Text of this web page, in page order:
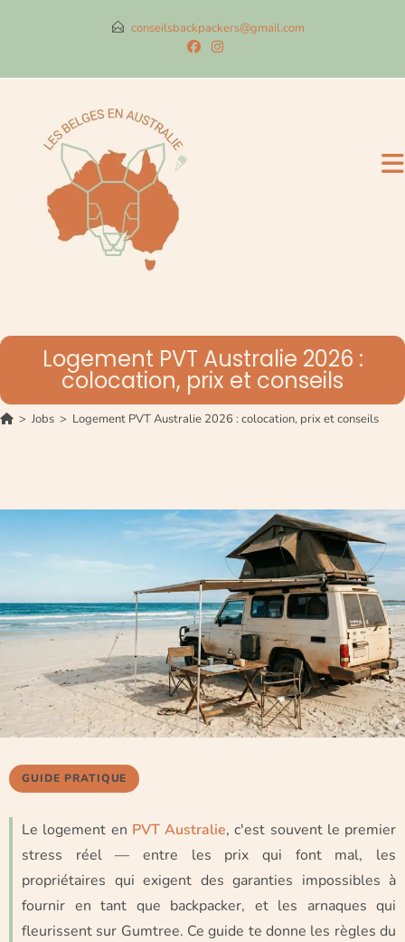
conseilsbackpackers@gmail.com
Logement PVT Australie 2026 :
colocation, prix et conseils
> Jobs > Logement PVT Australie 2026 : colocation, prix et conseils
GUIDE PRATIQUE
Le logement en PVT Australie, c'est souvent le premier
stress réel — entre les prix qui font mal, les
propriétaires qui exigent des garanties impossibles à
fournir en tant que backpacker, et les arnaques qui
fleurissent sur Gumtree. Ce guide te donne les règles du